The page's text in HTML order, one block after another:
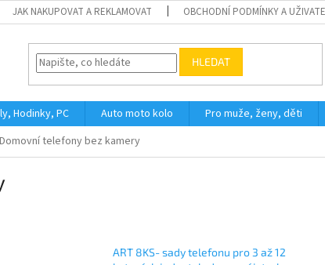
JAK NAKUPOVAT A REKLAMOVAT OBCHODNÍ PODMÍNKY A
HLEDAT
Hodinky, PC Auto moto kolo Pro muže, ženy, děti
Domovní telefony bez kamery
ART 8KS- sady telefonu pro 3 až 12